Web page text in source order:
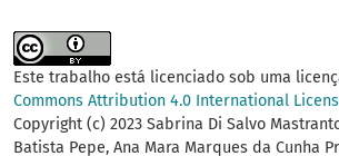
Este trabalho está licenciado sob uma
Commons Attribution 4.0 International
Copyright (c) 2023 Sabrina Di Salvo
Batista Pepe, Ana Mara Marques da Cunha